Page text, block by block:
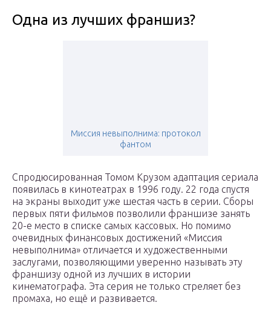
Одна из лучших франшиз?
Миссия невыполнима: протокол
фантом
Спродюсированная Томом Крузом адаптация сериала
появилась в кинотеатрах в 1996 году. 22 года спустя
на экраны выходит уже шестая часть в серии. Сборы
первых пяти фильмов позволили франшизе занять
20-е место в списке самых кассовых. Но помимо
очевидных финансовых достижений «Миссия
невыполнима» отличается и художественными
заслугами, позволяющими уверенно называть эту
франшизу одной из лучших в истории
кинематографа. Эта серия не только стреляет без
промаха, но ещё и развивается.